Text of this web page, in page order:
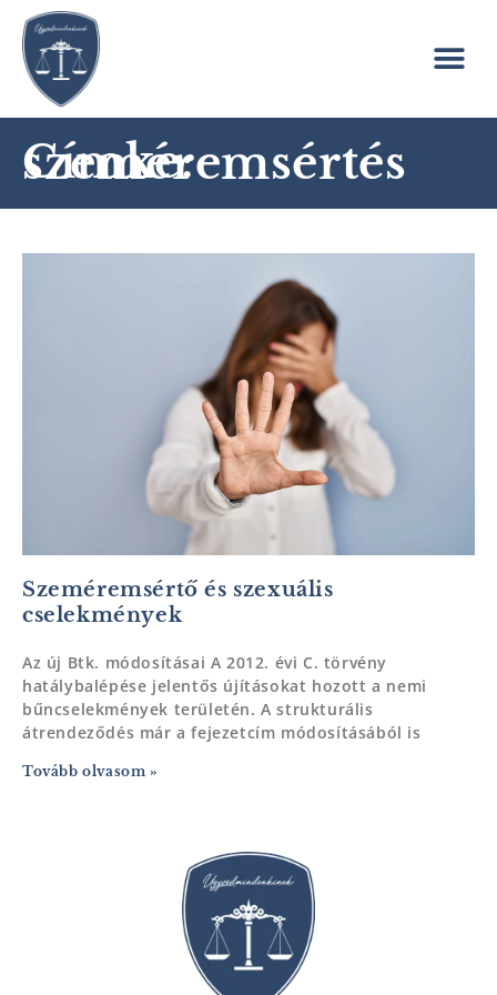
Címke: szeméremsértés
Szeméremsértő és szexuális
cselekmények
Az új Btk. módosításai A 2012. évi C. törvény
hatálybalépése jelentős újításokat hozott a nemi
bűncselekmények területén. A strukturális
átrendeződés már a fejezetcím módosításából is
Tovább olvasom »